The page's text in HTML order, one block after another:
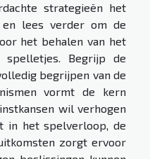
strategieën het
en lees verder om de
het behalen van het
Begrijp de
begrijpen van de
vormt de kern
wil verhogen
in het spelverloop, de
zorgt ervoor